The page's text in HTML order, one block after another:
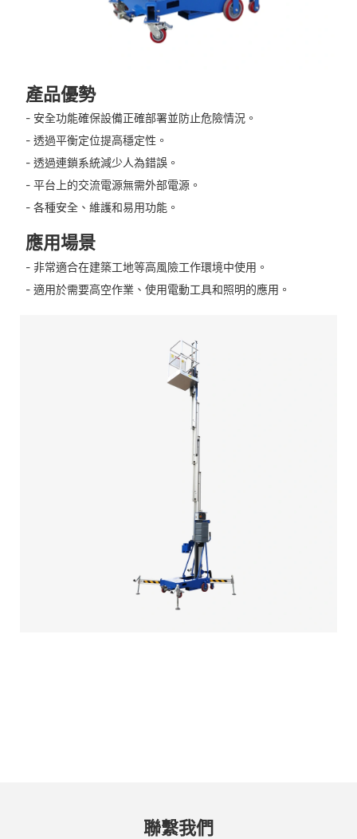
產品優勢
- 安全功能確保設備正確部署並防止危險情況。
- 透過平衡定位提高穩定性。
- 透過連鎖系統減少人為錯誤。
- 平台上的交流電源無需外部電源。
- 各種安全、維護和易用功能。
應用場景
- 非常適合在建築工地等高風險工作環境中使用。
- 適用於需要高空作業、使用電動工具和照明的應用。
聯繫我們